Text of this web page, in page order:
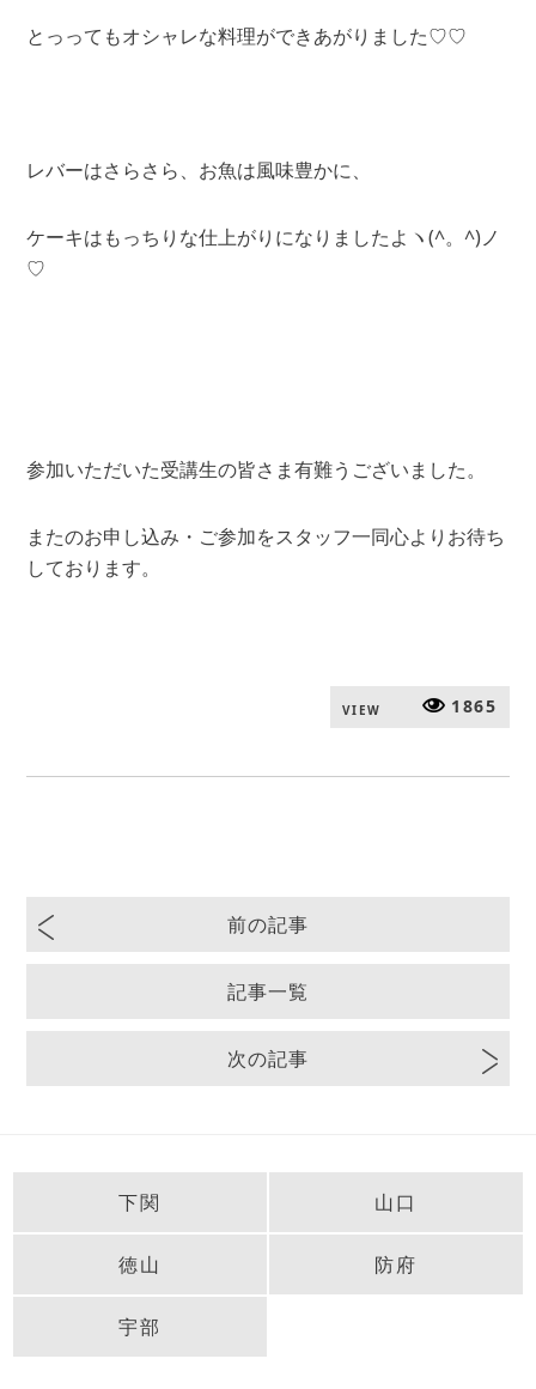
とっってもオシャレな料理ができあがりました♡♡
レバーはさらさら、お魚は風味豊かに、
ケーキはもっちりな仕上がりになりましたよヽ(^。^)ノ
♡
参加いただいた受講生の皆さま有難うございました。
またのお申し込み・ご参加をスタッフ一同心よりお待ち
しております。
VIEW 1865
前の記事
記事一覧
次の記事
下関 山口
徳山 防府
宇部